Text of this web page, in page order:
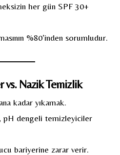
her gün SPF 30+
%80’inden sorumludur.
vs. Nazik Temizlik
kadar yıkamak.
pH dengeli temizleyiciler
bariyerine zarar verir.